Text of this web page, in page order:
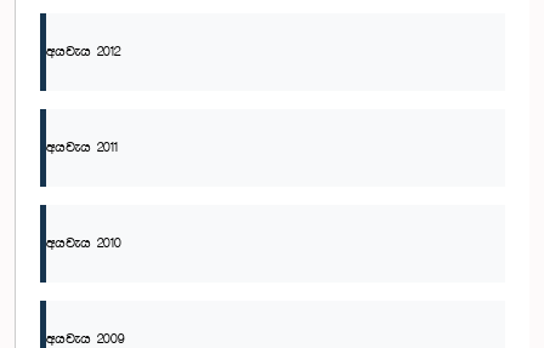
අයවැය 2012
අයවැය 2011
අයවැය 2010
අයවැය 2009